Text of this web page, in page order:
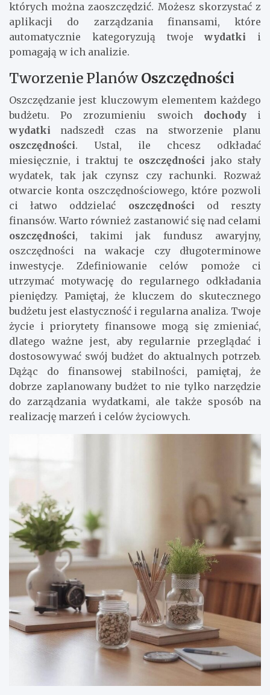
których można zaoszczędzić. Możesz skorzystać z
aplikacji do zarządzania finansami, które
automatycznie kategoryzują twojewydatki i
pomagają w ich analizie.
Tworzenie Planów Oszczędności
Oszczędzanie jest kluczowym elementem każdego
budżetu. Po zrozumieniu swoich dochodyi
wydatki nadszedł czas na stworzenie planu
oszczędności. Ustal, ile chcesz odkładać
miesięcznie, i traktuj te oszczędności jako stały
wydatek, tak jak czynsz czy rachunki. Rozważ
otwarcie konta oszczędnościowego, które pozwoli
ci łatwo oddzielać oszczędności od reszty
finansów. Warto również zastanowić się nad celami
oszczędności, takimi jak fundusz awaryjny,
oszczędności na wakacje czy długoterminowe
inwestycje. Zdefiniowanie celów pomoże ci
utrzymać motywację do regularnego odkładania
pieniędzy. Pamiętaj, że kluczem do skutecznego
budżetu jest elastyczność i regularna analiza. Twoje
życie i priorytety finansowe mogą się zmieniać,
dlatego ważne jest, aby regularnie przeglądać i
dostosowywać swój budżet do aktualnych potrzeb.
Dążąc do finansowej stabilności, pamiętaj, że
dobrze zaplanowany budżet to nie tylko narzędzie
do zarządzania wydatkami, ale także sposób na
realizację marzeń i celów życiowych.